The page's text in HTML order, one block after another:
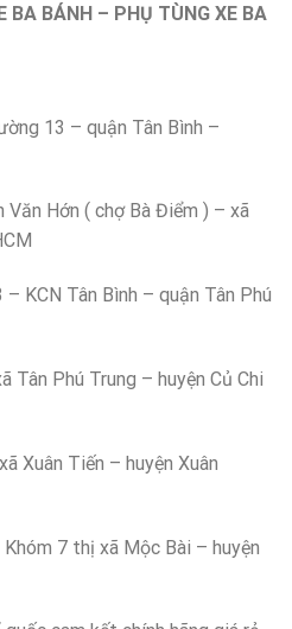
BA BÁNH – PHỤ TÙNG XE BA
13 – quận Tân Bình –
Văn Hớn ( chợ Bà Điểm ) – xã
KCN Tân Bình – quận Tân Phú
Tân Phú Trung – huyện Củ Chi
xã Xuân Tiến – huyện Xuân
Khóm 7 thị xã Mộc Bài – huyện